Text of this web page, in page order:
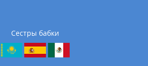
Сестры бабки